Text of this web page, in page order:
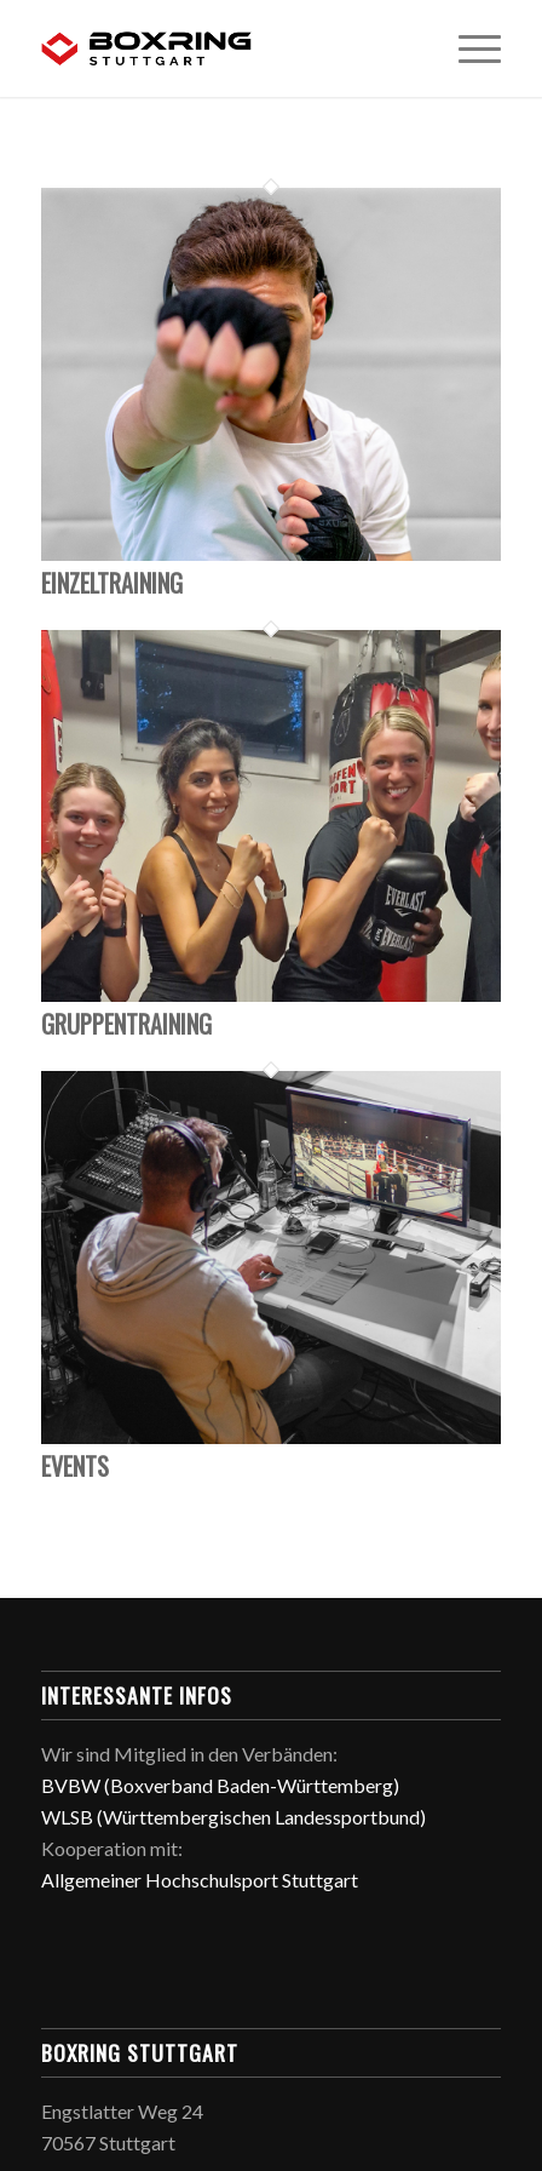
EINZELTRAINING
GRUPPENTRAINING
EVENTS
INTERESSANTE INFOS
Wir sind Mitglied in den Verbänden:
BVBW (Boxverband Baden-Württemberg)
WLSB (Württembergischen Landessportbund)
Kooperation mit:
Allgemeiner Hochschulsport Stuttgart
BOXRING STUTTGART
Engstlatter Weg 24
70567 Stuttgart